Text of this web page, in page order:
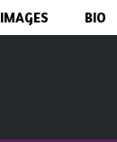
IMAGES BIO